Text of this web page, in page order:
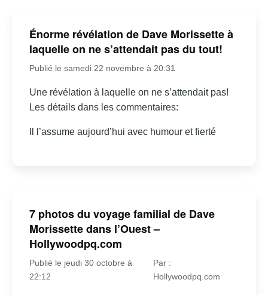
Énorme révélation de Dave Morissette à
laquelle on ne s’attendait pas du tout!
Publié le samedi 22 novembre à 20:31
Une révélation à laquelle on ne s’attendait pas!
Les détails dans les commentaires:
Il l’assume aujourd’hui avec humour et fierté
7 photos du voyage familial de Dave
Morissette dans l’Ouest –
Hollywoodpq.com
Publié le jeudi 30 octobre à
22:12
Par :
Hollywoodpq.com